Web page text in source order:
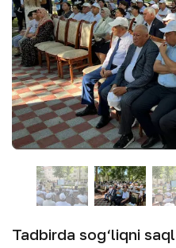
Tadbirda sog‘liqni